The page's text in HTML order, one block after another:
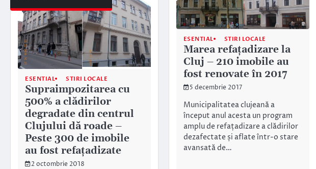
ESENTIAL STIRI LOCALE
Supraimpozitarea cu
500% a clădirilor
degradate din centrul
Clujului dă roade –
Peste 300 de imobile
au fost refaţadizate
2 octombrie 2018
ESENTIAL STIRI LOCALE
Marea refațadizare la
Cluj – 210 imobile au
fost renovate în 2017
5 decembrie 2017
Municipalitatea clujeană a
început anul acesta un program
amplu de refațadizare a clădirilor
dezafectate și aflate într-o stare
avansată de…